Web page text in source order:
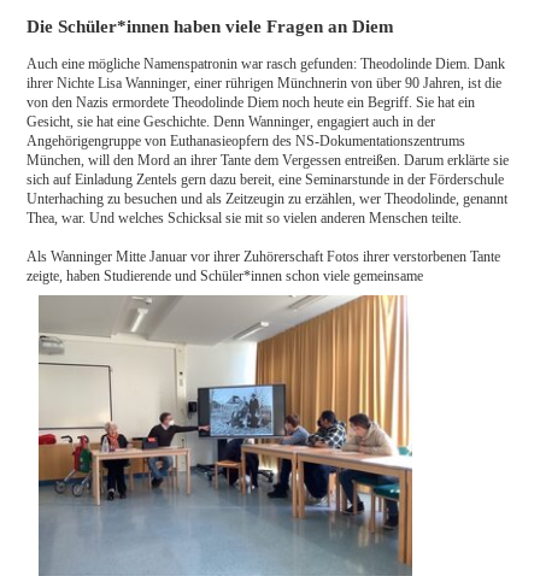
Die Schüler*innen haben viele Fragen an Diem
Auch eine mögliche Namenspatronin war rasch gefunden: Theodolinde Diem. Dank
ihrer Nichte Lisa Wanninger, einer rührigen Münchnerin von über 90 Jahren, ist die
von den Nazis ermordete Theodolinde Diem noch heute ein Begriff. Sie hat ein
Gesicht, sie hat eine Geschichte. Denn Wanninger, engagiert auch in der
Angehörigengruppe von Euthanasieopfern des NS-Dokumentationszentrums
München, will den Mord an ihrer Tante dem Vergessen entreißen. Darum erklärte sie
sich auf Einladung Zentels gern dazu bereit, eine Seminarstunde in der Förderschule
Unterhaching zu besuchen und als Zeitzeugin zu erzählen, wer Theodolinde, genannt
Thea, war. Und welches Schicksal sie mit so vielen anderen Menschen teilte.
Als Wanninger Mitte Januar vor ihrer Zuhörerschaft Fotos ihrer verstorbenen Tante
zeigte, haben Studierende und Schüler*innen schon vielegemeinsame